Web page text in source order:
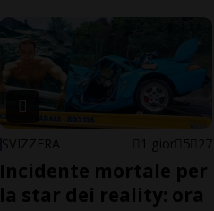
SVIZZERA 1 gior 5 27
Incidente mortale per
la star dei reality: ora